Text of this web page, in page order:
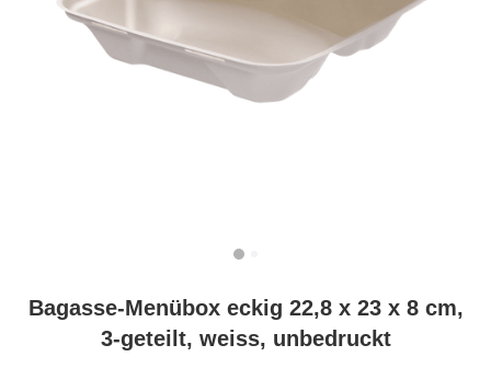
Bagasse-Menübox eckig 22,8 x 23 x 8 cm,
3-geteilt, weiss, unbedruckt